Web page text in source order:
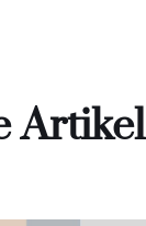
Artikel